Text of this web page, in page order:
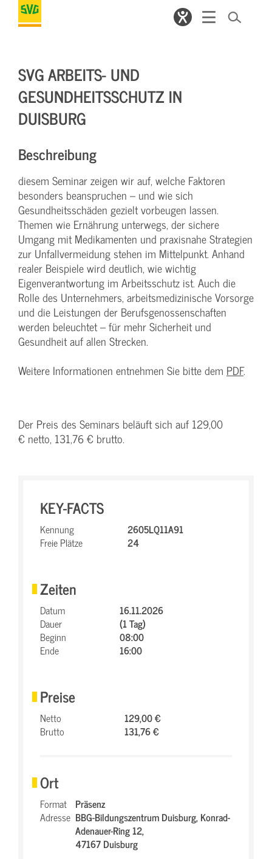
SVG ARBEITS- UND
GESUNDHEITSSCHUTZ IN
DUISBURG
Beschreibung
diesem Seminar zeigen wir auf, welche Faktoren
besonders beanspruchen – und wie sich
Gesundheitsschäden gezielt vorbeugen lassen.
Themen wie Ernährung unterwegs, der sichere
Umgang mit Medikamenten und praxisnahe Strategien
zur Unfallvermeidung stehen im Mittelpunkt. Anhand
realer Beispiele wird deutlich, wie wichtig
Eigenverantwortung im Arbeitsschutz ist. Auch die
Rolle des Unternehmers, arbeitsmedizinische Vorsorge
und die Leistungen der Berufsgenossenschaften
werden beleuchtet – für mehr Sicherheit und
Gesundheit auf allen Strecken.
Weitere Informationen entnehmen Sie bitte dem PDF.
Der Preis des Seminars beläuft sich auf 129,00
€ netto, 131,76 € brutto.
KEY-FACTS
Kennung
2605LQ11A91
Freie Plätze
24
Zeiten
Datum
16.11.2026
Dauer
(1 Tag)
Beginn
08:00
Ende
16:00
Preise
Netto
129,00 €
Brutto
131,76 €
Ort
Format Präsenz
Adresse BBG-Bildungszentrum Duisburg,Konrad-
Adenauer-Ring 12,
47167 Duisburg